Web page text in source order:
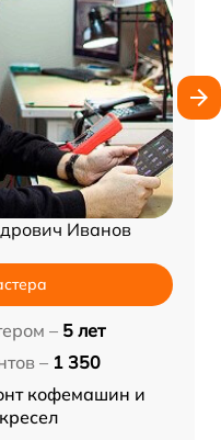
Иванов
– 5 лет
– 1 350
кофемашин и